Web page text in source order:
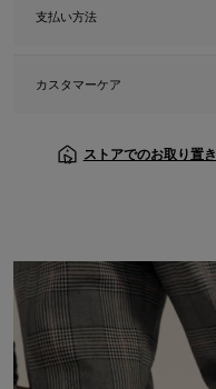
支払い方法
カスタマーケア
ストアでのお取り置き